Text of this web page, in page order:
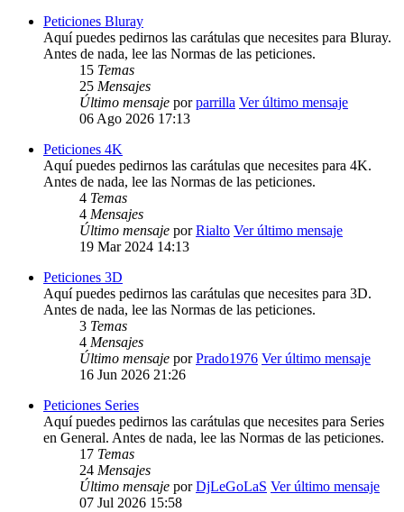
Peticiones Bluray
Aquí puedes pedirnos las carátulas que necesites para Bluray.
Antes de nada, lee las Normas de las peticiones.
15 Temas
25 Mensajes
Último mensaje porparrilla Ver último mensaje
06 Ago 2026 17:13
Peticiones 4K
Aquí puedes pedirnos las carátulas que necesites para 4K.
Antes de nada, lee las Normas de las peticiones.
4 Temas
4 Mensajes
Último mensaje porRialto Ver último mensaje
19 Mar 2024 14:13
Peticiones 3D
Aquí puedes pedirnos las carátulas que necesites para 3D.
Antes de nada, lee las Normas de las peticiones.
3 Temas
4 Mensajes
Último mensaje porPrado1976 Ver último mensaje
16 Jun 2026 21:26
Peticiones Series
Aquí puedes pedirnos las carátulas que necesites para Series
en General. Antes de nada, lee las Normas de las peticiones.
17 Temas
24 Mensajes
Último mensaje porDjLeGoLaS Ver último mensaje
07 Jul 2026 15:58